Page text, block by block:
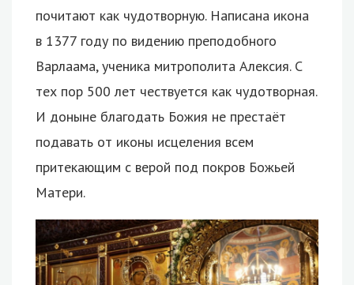
почитают как чудотворную. Написана икона
в 1377 году по видению преподобного
Варлаама, ученика митрополита Алексия. С
тех пор 500 лет чествуется как чудотворная.
И доныне благодать Божия не престаёт
подавать от иконы исцеления всем
притекающим с верой под покров Божьей
Матери.